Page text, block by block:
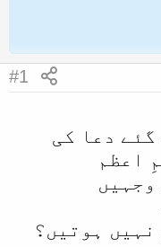
#1
دعا کی
اعظم
ہوتیں؟